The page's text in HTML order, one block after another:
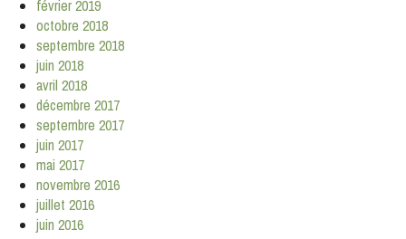
février 2019
octobre 2018
septembre 2018
juin 2018
avril 2018
décembre 2017
septembre 2017
juin 2017
mai 2017
novembre 2016
juillet 2016
juin 2016